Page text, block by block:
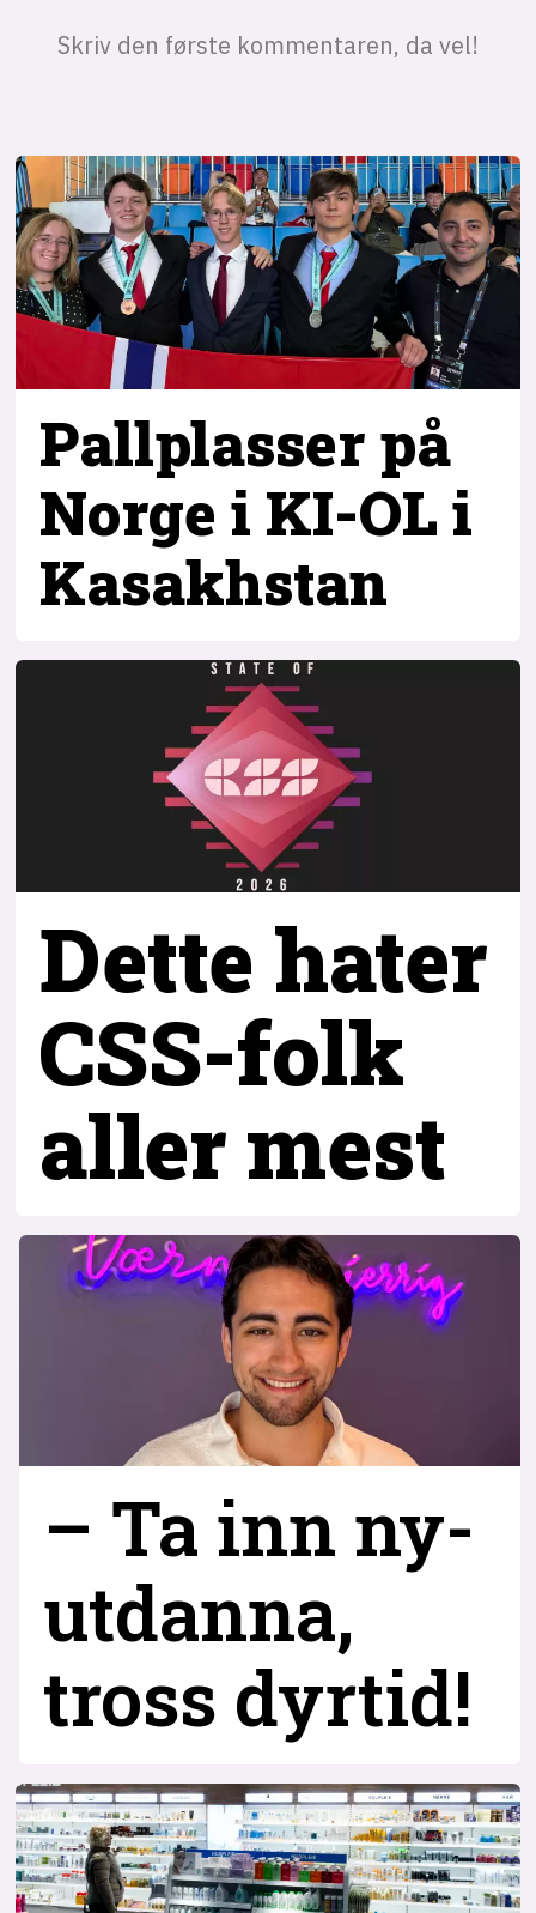
Pallplasser på
Norge i KI-OL i
Kasakhstan
Dette hater
CSS-folk
aller mest
– Ta inn ny­
utdanna,
tross dyrtid!